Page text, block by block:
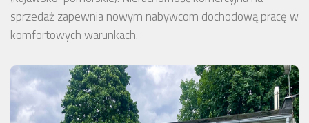
sprzedaż zapewnia nowym nabywcom dochodową pracę w
komfortowych warunkach.